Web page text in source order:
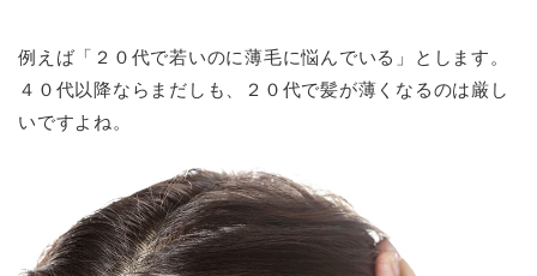
例えば「２０代で若いのに薄毛に悩んでいる」とします。
４０代以降ならまだしも、２０代で髪が薄くなるのは厳し
いですよね。